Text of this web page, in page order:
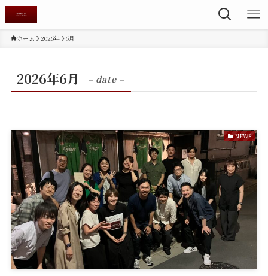
ホーム 2026年 6月
2026年6月 – date –
NEWS